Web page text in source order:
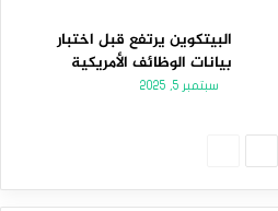
البيتكوين يرتفع قبل اختبار
بيانات الوظائف الأمريكية
سبتمبر 5, 2025